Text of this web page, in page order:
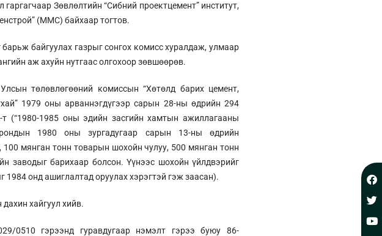
Зөвлөлтийн “Сибний проектцемент” институт,
(ММС) байхаар тогтов.
байгуулах газрыг сонгох комисс хуралдаж, улмаар
аж ахуйн нутгаас олгохоор зөвшөөрөв.
төлөвлөгөөний комиссын “Хөтөлд барих цемент,
1979 оны арваннэгдүгээр сарын 28-ны өдрийн 294
т (“1980-1985 оны эдийн засгийн хамтын ажиллагааны
1980 оны зургадугаар сарын 13-ны өдрийн
мянган тонн товарын шохойн чулуу, 500 мянган тонн
заводыг барихаар болсон. Үүнээс шохойн үйлдвэрийг
1984 онд ашиглалтад оруулах хэрэгтэй гэж заасан).
хайгуул хийв.
0510 гэрээнд гуравдугаар нэмэлт гэрээ буюу 86-